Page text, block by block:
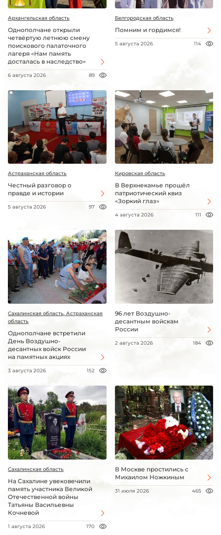
Архангельская область
Однополчане открыли
четвёртую летнюю смену
поискового палаточного
лагеря «Нам память
досталась в наследство»
6 августа 2026 89
Белгородская область
Помним и гордимся!
5 августа 2026 114
Астраханская область
Честный разговор о
правде и истории
5 августа 2026 97
Кировская область
В Верхнекамье прошёл
патриотический квиз
«Зоркий глаз»
4 августа 2026 111
Сахалинская область, Астраханская
область
Однополчане встретили
День Воздушно-
десантных войск России
на памятных акциях
3 августа 2026 152
96 лет Воздушно-
десантным войскам
России
2 августа 2026 184
Сахалинская область
На Сахалине увековечили
память участника Великой
Отечественной войны
Татьяны Васильевны
Кочневой
1 августа 2026 170
В Москве простились с
Михаилом Ножкиным
31 июля 2026 465